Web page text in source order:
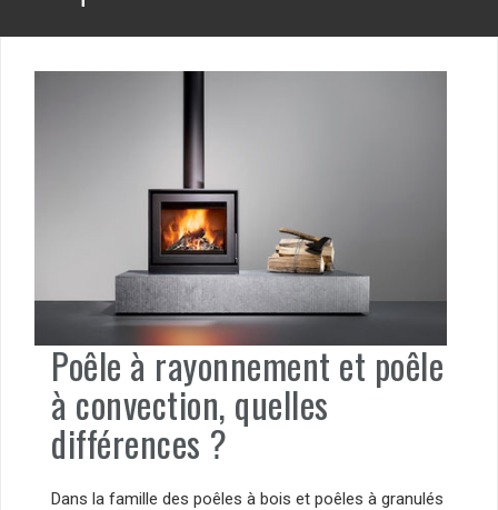
Poêle à rayonnement et poêle
à convection, quelles
différences ?
Dans la famille des poêles à bois et poêles à granulés